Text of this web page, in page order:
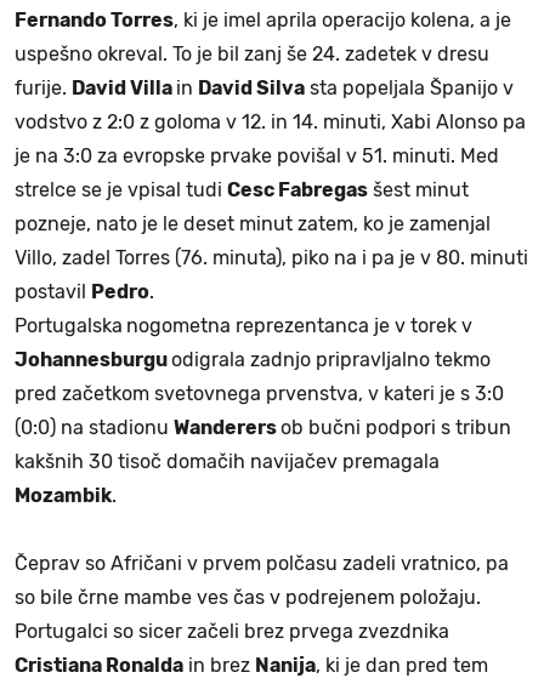
Fernando Torres, ki je imel aprila operacijo kolena, a je
uspešno okreval. To je bil zanj še 24. zadetek v dresu
furije. David Villa in David Silva sta popeljala Španijo v
vodstvo z 2:0 z goloma v 12. in 14. minuti, Xabi Alonso pa
je na 3:0 za evropske prvake povišal v 51. minuti. Med
strelce se je vpisal tudi Cesc Fabregas šest minut
pozneje, nato je le deset minut zatem, ko je zamenjal
Villo, zadel Torres (76. minuta), piko na i pa je v 80. minuti
postavil Pedro.
Portugalska nogometna reprezentanca je v torek v
Johannesburguodigrala zadnjo pripravljalno tekmo
pred začetkom svetovnega prvenstva, v kateri je s 3:0
(0:0) na stadionu Wanderersob bučni podpori s tribun
kakšnih 30 tisoč domačih navijačev premagala
Mozambik.
Čeprav so Afričani v prvem polčasu zadeli vratnico, pa
so bile črne mambe ves čas v podrejenem položaju.
Portugalci so sicer začeli brez prvega zvezdnika
Cristiana Ronalda in brez Nanija, ki je dan pred tem